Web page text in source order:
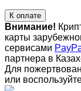
К оплате
Внимание!
карты
сервисами
партнера в
Для
или